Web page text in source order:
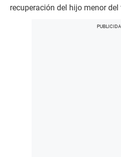
recuperación del hijo menor del